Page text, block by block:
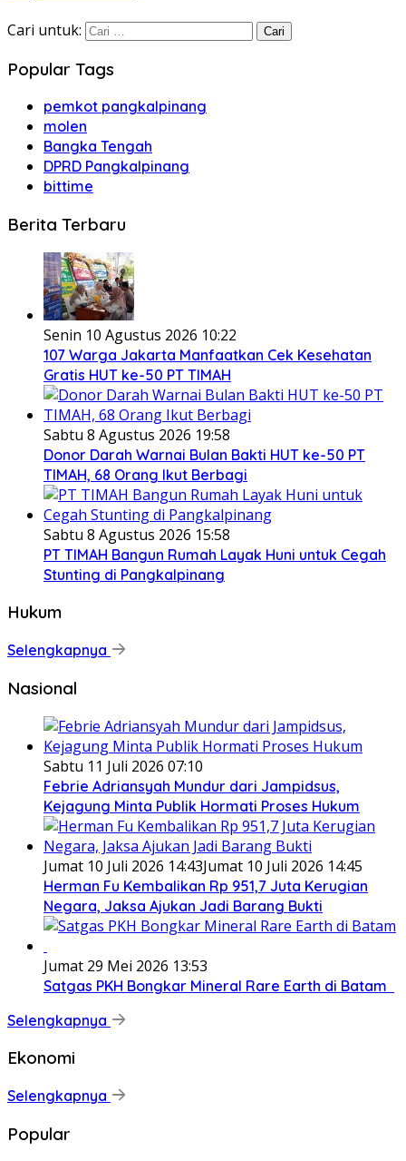
Cari untuk:
Popular Tags
pemkot pangkalpinang
molen
Bangka Tengah
DPRD Pangkalpinang
bittime
Berita Terbaru
Senin 10 Agustus 2026 10:22
107 Warga Jakarta Manfaatkan Cek Kesehatan
Gratis HUT ke-50 PT TIMAH
Sabtu 8 Agustus 2026 19:58
Donor Darah Warnai Bulan Bakti HUT ke-50 PT
TIMAH, 68 Orang Ikut Berbagi
Sabtu 8 Agustus 2026 15:58
PT TIMAH Bangun Rumah Layak Huni untuk Cegah
Stunting di Pangkalpinang
Hukum
Selengkapnya
Nasional
Sabtu 11 Juli 2026 07:10
Febrie Adriansyah Mundur dari Jampidsus,
Kejagung Minta Publik Hormati Proses Hukum
Jumat 10 Juli 2026 14:43Jumat 10 Juli 2026 14:45
Herman Fu Kembalikan Rp 951,7 Juta Kerugian
Negara, Jaksa Ajukan Jadi Barang Bukti
Jumat 29 Mei 2026 13:53
Satgas PKH Bongkar Mineral Rare Earth di Batam
Selengkapnya
Ekonomi
Selengkapnya
Popular